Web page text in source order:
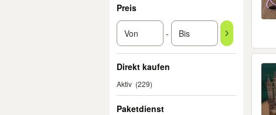
Preis
-
Direkt kaufen
Aktiv (229)
Paketdienst